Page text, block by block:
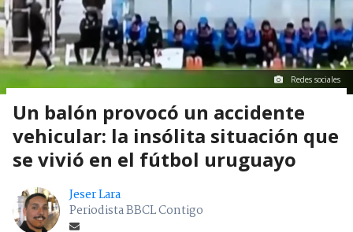
Redes sociales
Un balón provocó un accidente
vehicular: la insólita situación que
se vivió en el fútbol uruguayo
Jeser Lara
Periodista BBCL Contigo